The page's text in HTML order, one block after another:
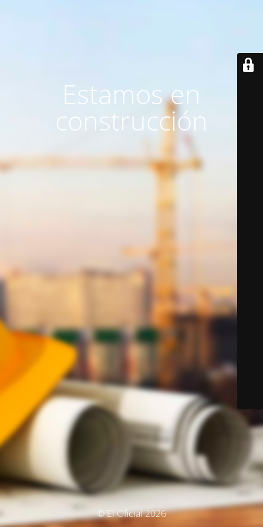
Estamos en
construcción
© El Oficial 2026